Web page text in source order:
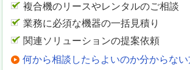
複合機のリースやレンタルのご相談
業務に必須な機器の一括見積り
関連ソリューションの提案依頼
何から相談したらよいのか分からな